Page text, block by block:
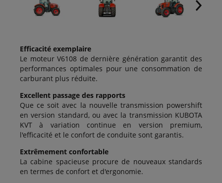
Efficacité exemplaire
Le moteur V6108 de dernière génération garantit des
performances optimales pour une consommation de
carburant plus réduite.
Excellent passage des rapports
Que ce soit avec la nouvelle transmission powershift
en version standard, ou avec la transmission KUBOTA
KVT à variation continue en version premium,
l'efficacité et le confort de conduite sont garantis.
Extrêmement confortable
La cabine spacieuse procure de nouveaux standards
en termes de confort et d'ergonomie.